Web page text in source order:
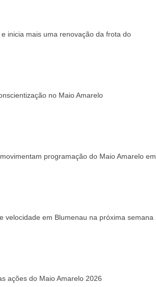
inicia mais uma renovação da frota do
no Maio Amarelo
programação do Maio Amarelo em
velocidade em Blumenau na próxima semana
ações do Maio Amarelo 2026